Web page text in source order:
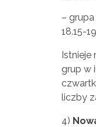
–
18.15-
Istnieje
grup w
liczby
4)